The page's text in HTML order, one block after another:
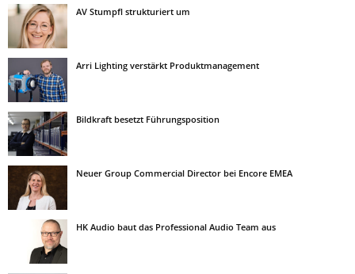
AV Stumpfl strukturiert um
Arri Lighting verstärkt Produktmanagement
Bildkraft besetzt Führungsposition
Neuer Group Commercial Director bei Encore EMEA
HK Audio baut das Professional Audio Team aus